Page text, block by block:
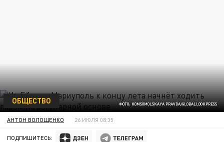
ФОТО: KOMSOMOLSKAYA PRAVDA/GLOBALLOOKPRESS
ОБЩЕСТВО
АНТОН ВОЛОЩЕНКО 26 ИЮЛЯ 08:35
ПОДПИШИТЕСЬ: